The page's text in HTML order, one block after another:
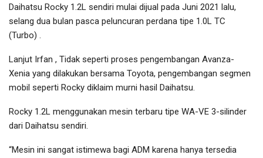
Daihatsu Rocky 1.2L sendiri mulai dijual pada Juni 2021 lalu,
selang dua bulan pasca peluncuran perdana tipe 1.0L TC
(Turbo) .
Lanjut Irfan , Tidak seperti proses pengembangan Avanza-
Xenia yang dilakukan bersama Toyota, pengembangan segmen
mobil seperti Rocky diklaim murni hasil Daihatsu.
Rocky 1.2L menggunakan mesin terbaru tipe WA-VE 3-silinder
dari Daihatsu sendiri.
“Mesin ini sangat istimewa bagi ADM karena hanya tersedia